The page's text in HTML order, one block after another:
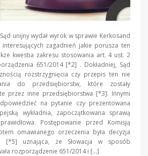
unijny wydał wyrok w sprawie Kerkosand
zagadnień jakie porusza ten
kwestia zakresu stosowania art. 4 ust. 2
651/2014 [*2] . Dokładniej, Sąd
rozstrzygnięcia czy przepis ten nie
do przedsiębiorstw, które zostały
przez inne przedsiębiorstwa [*3]. Innymi
na pytanie czy prezentowana
wykładnia, zapoczątkowana sprawą
Postępowanie przed Komisją
omawianego orzeczenia była decyzja
[*5] uznająca, że Słowacja w sposób
rozporządzenie 651/2014 i […]